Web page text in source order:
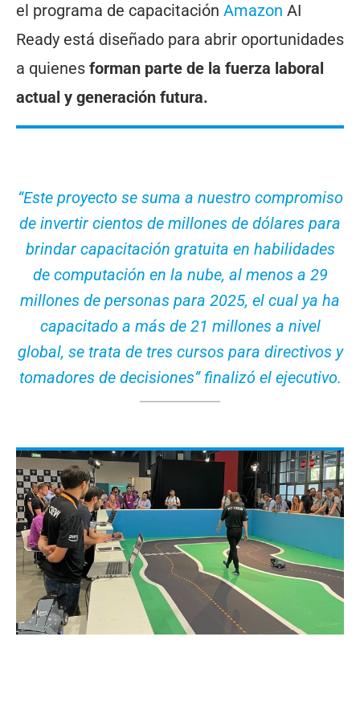
el programa de capacitación Amazon AI
Ready está diseñado para abrir oportunidades
a quienes forman parte de la fuerza laboral
actual y generación futura.
“Este proyecto se suma a nuestro compromiso
de invertir cientos de millones de dólares para
brindar capacitación gratuita en habilidades
de computación en la nube, al menos a 29
millones de personas para 2025, el cual ya ha
capacitado a más de 21 millones a nivel
global, se trata de tres cursos para directivos y
tomadores de decisiones” finalizó el ejecutivo.